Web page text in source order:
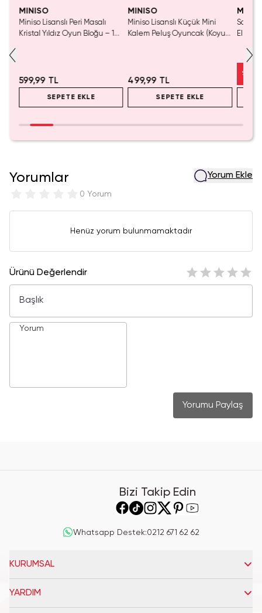
MINISO
Miniso Lisanslı Peri Masalı
Kristal Yıldız Oyun Bloğu – 14
599,99 TL
SEPETE EKLE
MINISO
Miniso Lisanslı Küçük Mini
Kalem Peluş Oyuncak (Koyu
499,99 TL
SEPETE EKLE
Sanrio
Elma
%
Yorumlar
0 Yorum
Yorum Ekle
Henüz yorum bulunmamaktadır
Ürünü Değerlendir
Yorumu Paylaş
Bizi Takip Edin
Whatsapp Destek:0212 671 62 62
KURUMSAL
YARDIM